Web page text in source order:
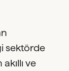
sektörde
ve